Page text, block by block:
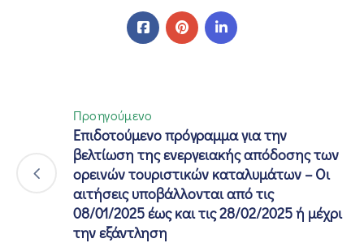
Προηγούμενο
Επιδοτούμενο πρόγραμμα για την
βελτίωση της ενεργειακής απόδοσης των
ορεινών τουριστικών καταλυμάτων – Οι
αιτήσεις υποβάλλονται από τις
08/01/2025 έως και τις 28/02/2025 ή μέχρι
την εξάντληση